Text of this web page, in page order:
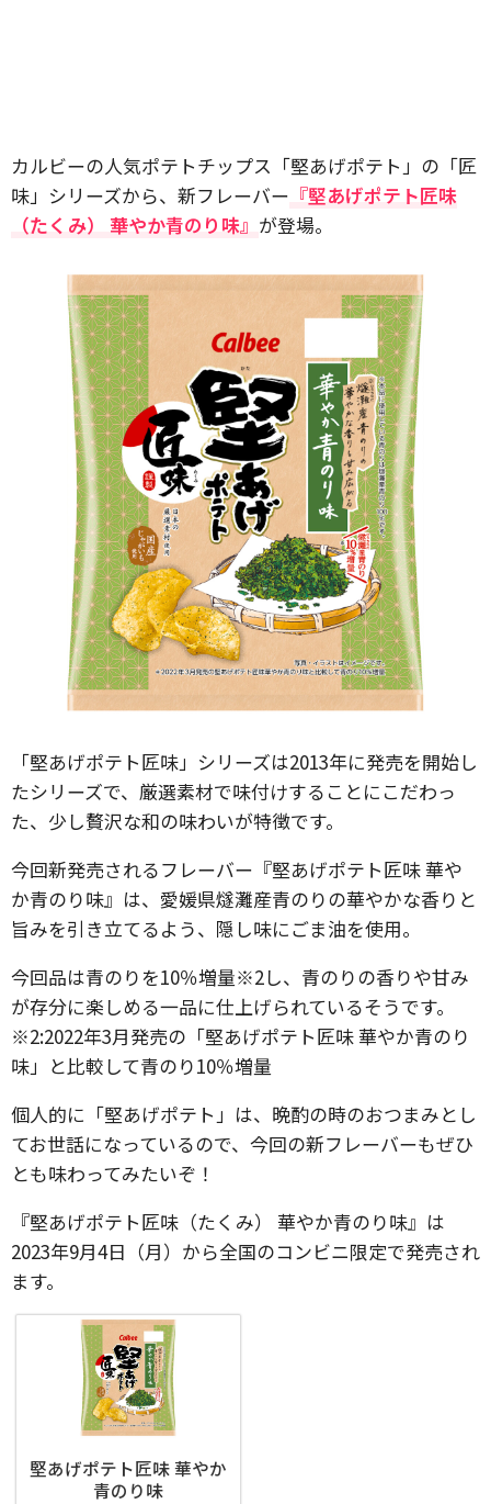
カルビーの人気ポテトチップス「堅あげポテト」の「匠
味」シリーズから、新フレーバー 『堅あげポテト匠味
（たくみ） 華やか青のり味』 が登場。
「堅あげポテト匠味」シリーズは2013年に発売を開始し
たシリーズで、厳選素材で味付けすることにこだわっ
た、少し贅沢な和の味わいが特徴です。
今回新発売されるフレーバー『堅あげポテト匠味 華や
か青のり味』は、愛媛県燧灘産青のりの華やかな香りと
旨みを引き立てるよう、隠し味にごま油を使用。
今回品は青のりを10％増量※2し、青のりの香りや甘み
が存分に楽しめる一品に仕上げられているそうです。
※2:2022年3月発売の「堅あげポテト匠味 華やか青のり
味」と比較して青のり10％増量
個人的に「堅あげポテト」は、晩酌の時のおつまみとし
てお世話になっているので、今回の新フレーバーもぜひ
とも味わってみたいぞ！
『堅あげポテト匠味（たくみ） 華やか青のり味』は
2023年9月4日（月）から全国のコンビニ限定で発売され
ます。
堅あげポテト匠味 華やか
青のり味